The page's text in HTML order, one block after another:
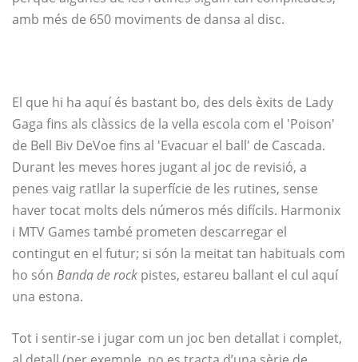
amb més de 650 moviments de dansa al disc.
El que hi ha aquí és bastant bo, des dels èxits de Lady
Gaga fins als clàssics de la vella escola com el 'Poison'
de Bell Biv DeVoe fins al 'Evacuar el ball' de Cascada.
Durant les meves hores jugant al joc de revisió, a
penes vaig ratllar la superfície de les rutines, sense
haver tocat molts dels números més difícils. Harmonix
i MTV Games també prometen descarregar el
contingut en el futur; si són la meitat tan habituals com
ho són Banda de rock pistes, estareu ballant el cul aquí
una estona.
Tot i sentir-se i jugar com un joc ben detallat i complet,